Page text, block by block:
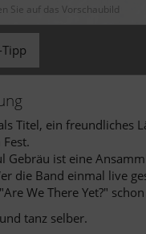
Sie auf das Vorschaubild
Titel, ein freundliches
Gebräu ist eine
die Band einmal live
We There Yet?"
tanz selber.